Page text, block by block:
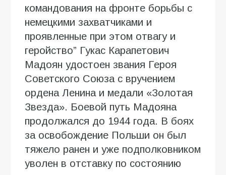
командования на фронте борьбы с
немецкими захватчиками и
проявленные при этом отвагу и
геройство” Гукас Карапетович
Мадоян удостоен звания Героя
Советского Союза с вручением
ордена Ленина и медали «Золотая
Звезда». Боевой путь Мадояна
продолжался до 1944 года. В боях
за освобождение Польши он был
тяжело ранен и уже подполковником
уволен в отставку по состоянию